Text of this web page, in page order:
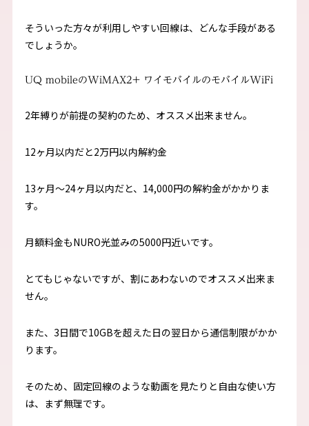
そういった方々が利用しやすい回線は、どんな手段がある
でしょうか。
UQ mobileのWiMAX2+ ワイモバイルのモバイルWiFi
2年縛りが前提の契約のため、オススメ出来ません。
12ヶ月以内だと2万円以内解約金
13ヶ月～24ヶ月以内だと、14,000円の解約金がかかりま
す。
月額料金もNURO光並みの5000円近いです。
とてもじゃないですが、割にあわないのでオススメ出来ま
せん。
また、3日間で10GBを超えた日の翌日から通信制限がかか
ります。
そのため、固定回線のような動画を見たりと自由な使い方
は、まず無理です。